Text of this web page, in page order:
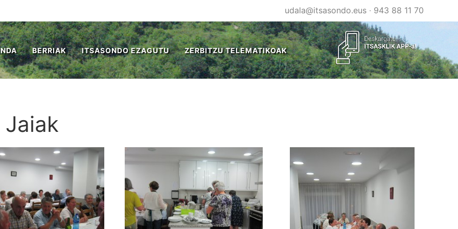
udala@itsasondo.eus· 943 88 11 70
BERRIAK ITSASONDO EZAGUTU ZERBITZU TELEMATIKOAK